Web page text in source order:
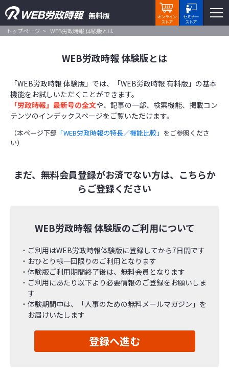
無料版
トップページ WEB労政時報 体験版とは
WEB労政時報 体験版とは
「WEB労政時報 体験版」では、「WEB労政時報 有料版」の基本
機能をお試しいただくことができます。
「労政時報」最新号の全文や、記事の一部、検索機能、掲載コン
テンツのインデックスページをご覧いただけます。
（本ページ下部 「WEB労政時報の特長／機能比較」 をご参照くださ
い）
まだ、無料会員登録がお済でない方は、こちらか
らご登録ください
WEB労政時報 体験版のご利用について
ご利用はWEB労政時報体験版に登録してから7日間です
おひとり様一回限りのご利用となります
体験版ご利用期間終了後は、無料会員となります
ご利用にあたり以下より必要情報のご登録をお願いしま
す
体験期間中は、「人事のための無料メールマガジン」を
お届けいたします
登録へ進む